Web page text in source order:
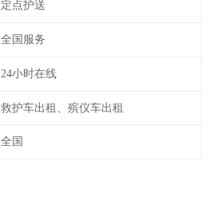
定点护送
全国服务
24小时在线
救护车出租、殡仪车出租
全国